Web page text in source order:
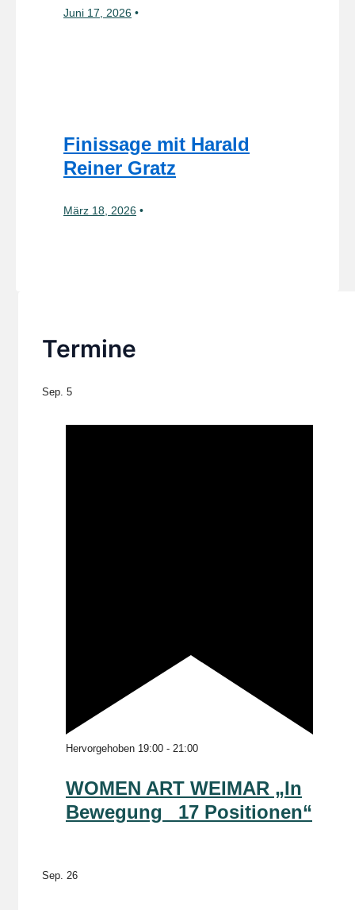
Juni 17, 2026
Finissage mit Harald
Reiner Gratz
März 18, 2026
Termine
Sep. 5
Hervorgehoben 19:00 - 21:00
WOMEN ART WEIMAR „In
Bewegung _17 Positionen“
Sep. 26